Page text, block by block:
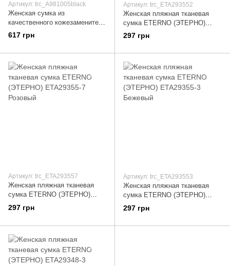
Артикул: trc_A981005black
Женская сумка из
качественного кожезаменителя
AMELIE GALANTI (АМЕЛИ
ГАЛАНТИ) A981005-black
617 грн
Артикул: trc_ETA293552
Женская пляжная тканевая
сумка ETERNO (ЭТЕРНО)
ETA29355-2 Голубой
297 грн
Артикул: trc_ETA293557
Женская пляжная тканевая
сумка ETERNO (ЭТЕРНО)
ETA29355-7 Розовый
297 грн
Артикул: trc_ETA293553
Женская пляжная тканевая
сумка ETERNO (ЭТЕРНО)
ETA29355-3 Бежевый
297 грн